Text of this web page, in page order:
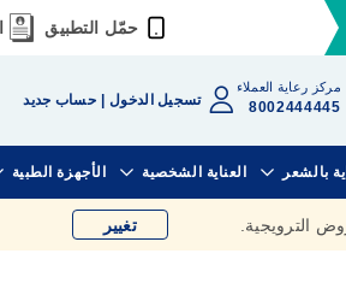
حمّل التطبيق
مركز رعاية العملاء
8002444445 تسجيل الدخول حساب جديد
بالشعر العناية الشخصية الأجهزة الطبية
الترويجية. تغيير